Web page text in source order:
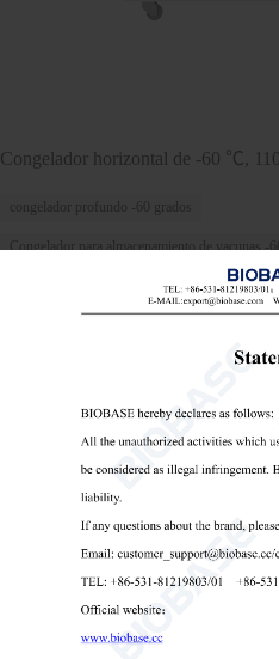
Congelador horizontal de -60 ℃,
congelador profundo -60 grados
Congelador para almacenamiento de vacunas -
Congelador de grado médico a -60 °C